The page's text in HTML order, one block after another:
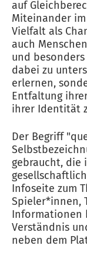
auf
Miteinander
Vielfalt als
auch
und
dabei zu
erlernen,
Entfaltung
ihrer Identität
Der Begriff
gebraucht,
Infoseite zum
Spieler*innen,
Informationen
Verständnis
neben dem